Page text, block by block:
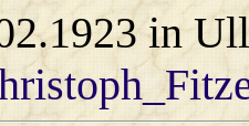
in